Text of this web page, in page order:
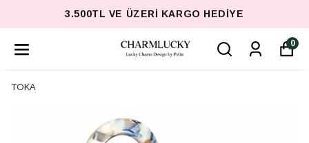
3.500TL VE ÜZERI KARGO HEDIYE
0
TOKA